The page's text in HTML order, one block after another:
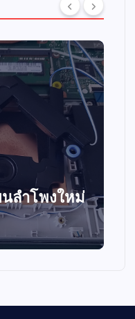
นลำโพงใหม่